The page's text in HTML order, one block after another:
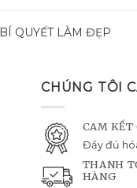
BÍ QUYẾT LÀM ĐẸP
CHÚNG TÔI
CAM
Đầy đủ
THANH
HÀNG